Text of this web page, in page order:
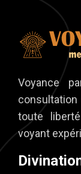
Voyance
toute
voyant